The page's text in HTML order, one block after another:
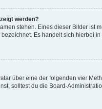
werden?
stehen. Eines dieser Bilder
Es handelt sich
über eine der folgenden vier
solltest du die Board-